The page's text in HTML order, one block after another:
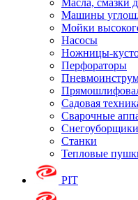
Масла, смазки
Машины
Мойки
Насосы
Ножницы-
Перфораторы
Садовая
Сварочные
Снегоуборщики
Станки
Тепловые
PIT